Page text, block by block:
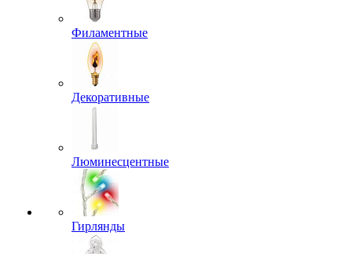
Филаментные
Декоративные
Люминесцентные
Гирлянды